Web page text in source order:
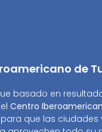
de
basado en
Centro
que las ciudades